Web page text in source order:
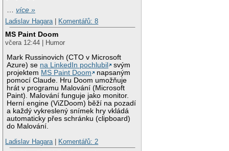
…více »
Ladislav Hagara
Komentářů: 8
MS Paint Doom
včera 12:44 | Humor
Mark Russinovich (CTO v Microsoft
Azure) se na LinkedIn pochlubil
svým
projektem MS Paint Doom
napsaným
pomocí Claude. Hru Doom umožňuje
hrát v programu Malování (Microsoft
Paint). Malování funguje jako monitor.
Herní engine (ViZDoom) běží na pozadí
a každý vykreslený snímek hry vkládá
automaticky přes schránku (clipboard)
do Malování.
Ladislav Hagara
Komentářů: 2